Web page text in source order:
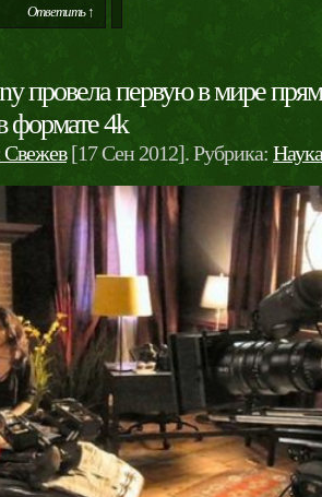
Ответить ↑
провела первую в мире
формате 4k
[17 Сен 2012]. Рубрика: Наука